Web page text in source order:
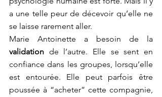
a une telle peur de décevoir qu’elle ne
se laisse rarement aller.
validation de l’autre. Elle se sent en
confiance dans les groupes, lorsqu’elle
est entourée. Elle peut parfois être
poussée à “acheter” cette compagnie,